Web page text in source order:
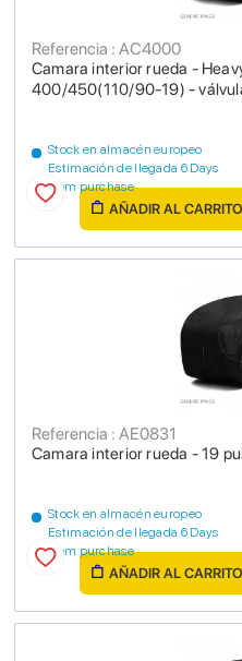
Camara interior rueda -
400/450(110/90-19) -
Referencia : AC4000
Stock en almacén europeo
Estimación de llegada 6 Days
from purchase
AÑADIR AL CARRITO
Camara interior rueda - 19
Referencia : AE0831
Stock en almacén europeo
Estimación de llegada 6 Days
from purchase
AÑADIR AL CARRITO